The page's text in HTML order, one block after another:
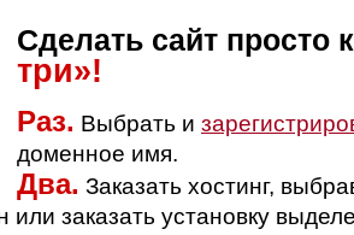
Сделать сайт просто
три»!
Раз. Выбрать и
доменное имя.
Два. Заказать хостинг,
заказать установку